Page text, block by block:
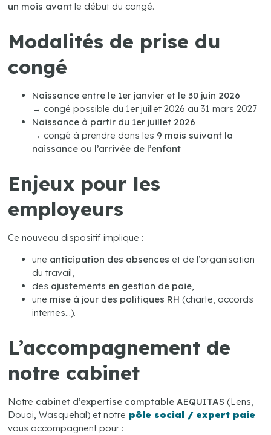
un mois avant le début du congé.
Modalités de prise du
congé
Naissance entre le 1er janvier et le 30 juin 2026
→ congé possible du 1er juillet 2026 au 31 mars 2027
Naissance à partir du 1er juillet 2026
→ congé à prendre dans les 9 mois suivant la
naissance ou l’arrivée de l’enfant
Enjeux pour les
employeurs
Ce nouveau dispositif implique :
une anticipation des absences et de l’organisation
du travail,
des ajustements en gestion de paie,
une mise à jour des politiques RH (charte, accords
internes…).
L’accompagnement de
notre cabinet
Notre cabinet d’expertise comptable AEQUITAS (Lens,
Douai, Wasquehal) et notre pôle social / expert paie
vous accompagnent pour :